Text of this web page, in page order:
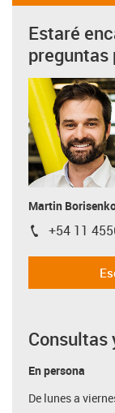
Estaré
preguntas
Martin
igus-icon-
+54 11
Consultas
En persona
De lunes a